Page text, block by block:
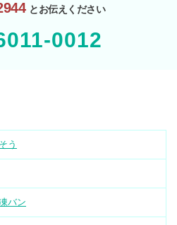
とお伝えください
0012
う
バン